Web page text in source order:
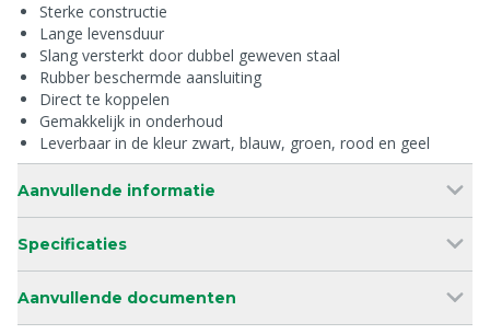
Sterke constructie
Lange levensduur
Slang versterkt door dubbel geweven staal
Rubber beschermde aansluiting
Direct te koppelen
Gemakkelijk in onderhoud
Leverbaar in de kleur zwart, blauw, groen, rood en geel
Aanvullende informatie
Specificaties
Aanvullende documenten